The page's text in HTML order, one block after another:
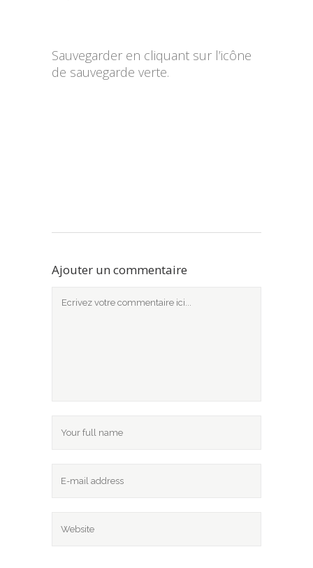
Sauvegarder en cliquant sur l’icône
de sauvegarde verte.
Ajouter un commentaire